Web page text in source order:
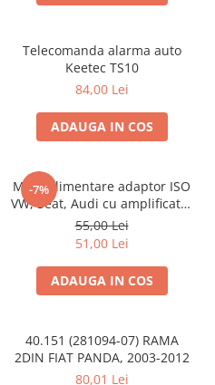
Telecomanda alarma auto
Keetec TS10
84,00 Lei
ADAUGA IN COS
-7%
Mufa alimentare adaptor ISO
VW, Seat, Audi cu amplificator
antena
55,00 Lei
51,00 Lei
ADAUGA IN COS
40.151 (281094-07) RAMA
2DIN FIAT PANDA, 2003-2012
80,01 Lei